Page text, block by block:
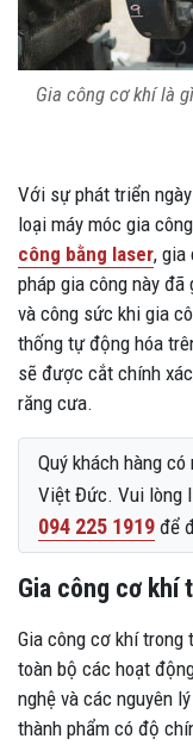
Gia công cơ khí là
Với sự phát triển
loại máy móc gia
công bằng laser, gia
pháp gia công này
và công sức khi gia
thống tự động hóa
sẽ được cắt chính
răng cưa.
Quý khách hàng
Việt Đức. Vui lòng
094 225 1919 để
Gia công cơ khí
Gia công cơ khí trong
toàn bộ các hoạt
nghệ và các nguyên
thành phẩm có độ